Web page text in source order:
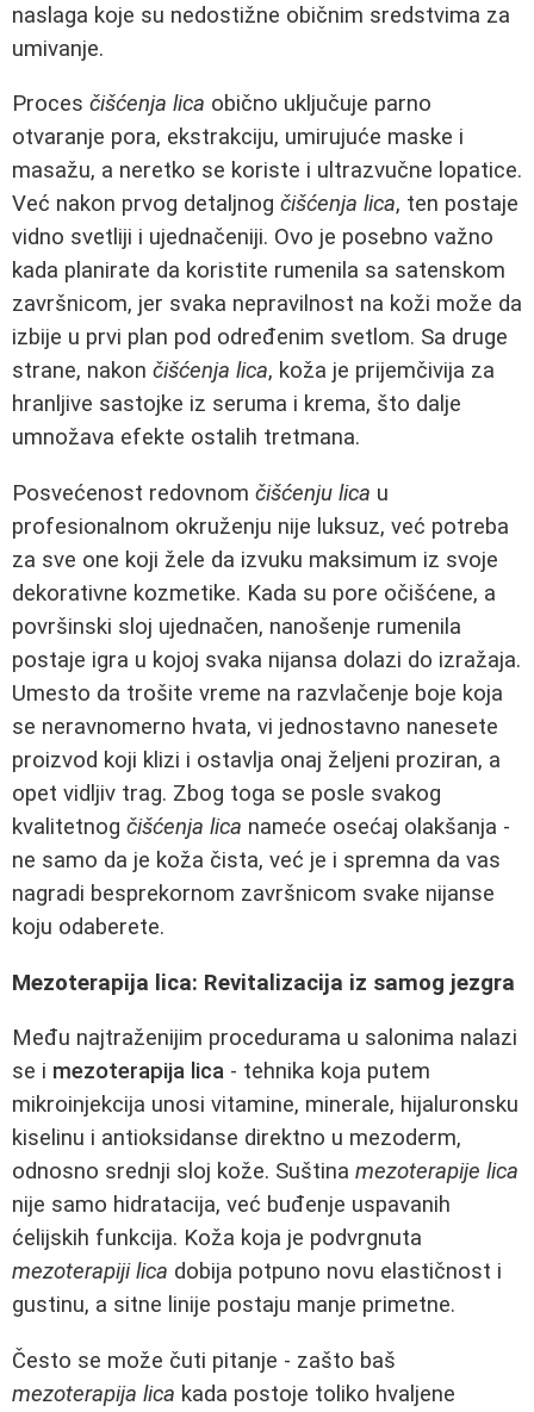
naslaga koje su nedostižne običnim sredstvima za
umivanje.
Proces čišćenja lica obično uključuje parno
otvaranje pora, ekstrakciju, umirujuće maske i
masažu, a neretko se koriste i ultrazvučne lopatice.
Već nakon prvog detaljnog čišćenja lica, ten postaje
vidno svetliji i ujednačeniji. Ovo je posebno važno
kada planirate da koristite rumenila sa satenskom
završnicom, jer svaka nepravilnost na koži može da
izbije u prvi plan pod određenim svetlom. Sa druge
strane, nakon čišćenja lica, koža je prijemčivija za
hranljive sastojke iz seruma i krema, što dalje
umnožava efekte ostalih tretmana.
Posvećenost redovnom čišćenju lica u
profesionalnom okruženju nije luksuz, već potreba
za sve one koji žele da izvuku maksimum iz svoje
dekorativne kozmetike. Kada su pore očišćene, a
površinski sloj ujednačen, nanošenje rumenila
postaje igra u kojoj svaka nijansa dolazi do izražaja.
Umesto da trošite vreme na razvlačenje boje koja
se neravnomerno hvata, vi jednostavno nanesete
proizvod koji klizi i ostavlja onaj željeni proziran, a
opet vidljiv trag. Zbog toga se posle svakog
kvalitetnog čišćenja lica nameće osećaj olakšanja -
ne samo da je koža čista, već je i spremna da vas
nagradi besprekornom završnicom svake nijanse
koju odaberete.
Mezoterapija lica: Revitalizacija iz samog jezgra
Među najtraženijim procedurama u salonima nalazi
se i mezoterapija lica - tehnika koja putem
mikroinjekcija unosi vitamine, minerale, hijaluronsku
kiselinu i antioksidanse direktno u mezoderm,
odnosno srednji sloj kože. Suština mezoterapije lica
nije samo hidratacija, već buđenje uspavanih
ćelijskih funkcija. Koža koja je podvrgnuta
mezoterapiji lica dobija potpuno novu elastičnost i
gustinu, a sitne linije postaju manje primetne.
Često se može čuti pitanje - zašto baš
mezoterapija lica kada postoje toliko hvaljene